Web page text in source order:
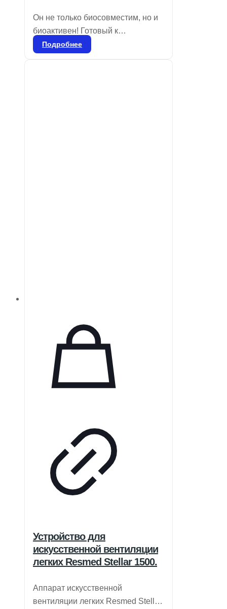
Он не только биосовместим, но и
биоактивен! Готовый к
применению биокерамический
Подробнее
Устройство для
искусственной вентиляции
легких Resmed Stellar 1500.
Аппарат искусственной
вентиляции легких Resmed Stellar